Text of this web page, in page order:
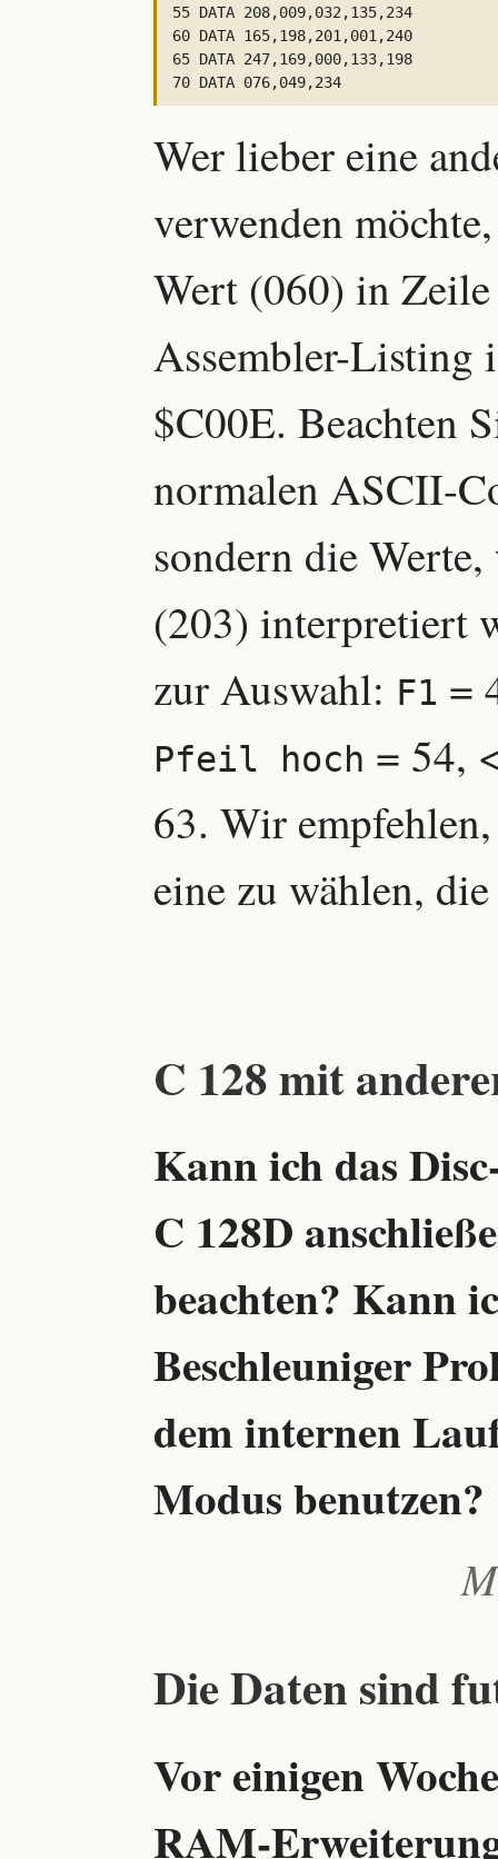
55 DATA 208,009,032,135,234
60 DATA 165,198,201,001,240
65 DATA 247,169,000,133,198
Wer lieber eine
verwenden
Wert (060) in
Assembler-Listing
$C00E. Beachten
normalen ASCII-
sondern die
(203) interpretiert
zur Auswahl: F1 =
Pfeil hoch = 54,
63. Wir
eine zu wählen,
C 128 mit
Kann ich das
C 128D
beachten? Kann
Beschleuniger
dem internen
Modus benutzen?
Die Daten sind
Vor einigen
RAM-